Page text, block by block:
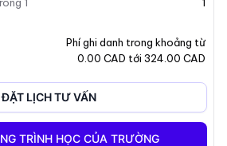
Phí ghi danh trong khoảng từ
0.00 CAD tới 324.00 CAD
ĐẶT LỊCH TƯ VẤN
TRÌNH HỌC CỦA TRƯỜNG